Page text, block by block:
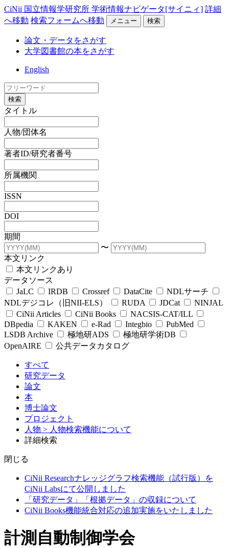
CiNii 国立情報学研究所 学術情報ナビゲータ[サイニィ] 詳細
へ移動 検索フォームへ移動 メニュー 検索
論文・データをさがす
大学図書館の本をさがす
English
検索
タイトル
人物/団体名
著者ID/研究者番号
所属機関
ISSN
DOI
期間
〜
本文リンク
本文リンクあり
データソース
JaLC
IRDB Crossref DataCite
NDLサーチ
NDLデジコレ（旧NII-ELS）
RUDA JDCat
NINJAL
CiNii Articles
CiNii Books
NACSIS-CAT/ILL
DBpedia
KAKEN e-Rad Integbio
PubMed
LSDB Archive
極地研ADS
極地研学術DB
OpenAIRE
公共データカタログ
すべて
研究データ
論文
本
博士論文
プロジェクト
人物 > 人物検索機能について
詳細検索
閉じる
CiNii Researchナレッジグラフ検索機能（試行版）を
CiNii Labsにて公開しました
「研究データ」「根拠データ」の収録について
CiNii Books機能統合対応の追加実施をいたしました
計測自動制御学会